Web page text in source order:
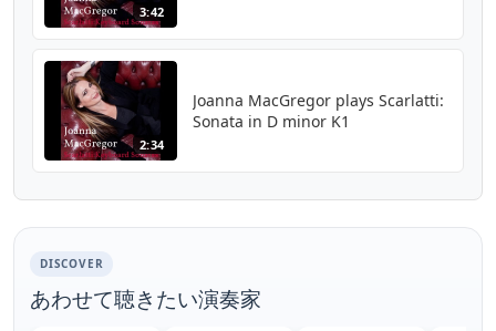
3:42
2:34
Joanna MacGregor plays Scarlatti:
Sonata in D minor K1
DISCOVER
あわせて聴きたい演奏家